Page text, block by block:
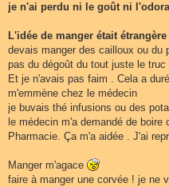
je n'ai perdu ni le goût ni
L'idée de manger était
devais manger des cailloux ou du
pas du dégoût du tout juste le truc
Et je n'avais pas faim . Cela a
m'emmène chez le médecin
je buvais thé infusions ou des
le médecin m'a demandé de
Pharmacie. Ça m'a aidée . J'ai
Manger m'agace
faire à manger une corvée ! je ne